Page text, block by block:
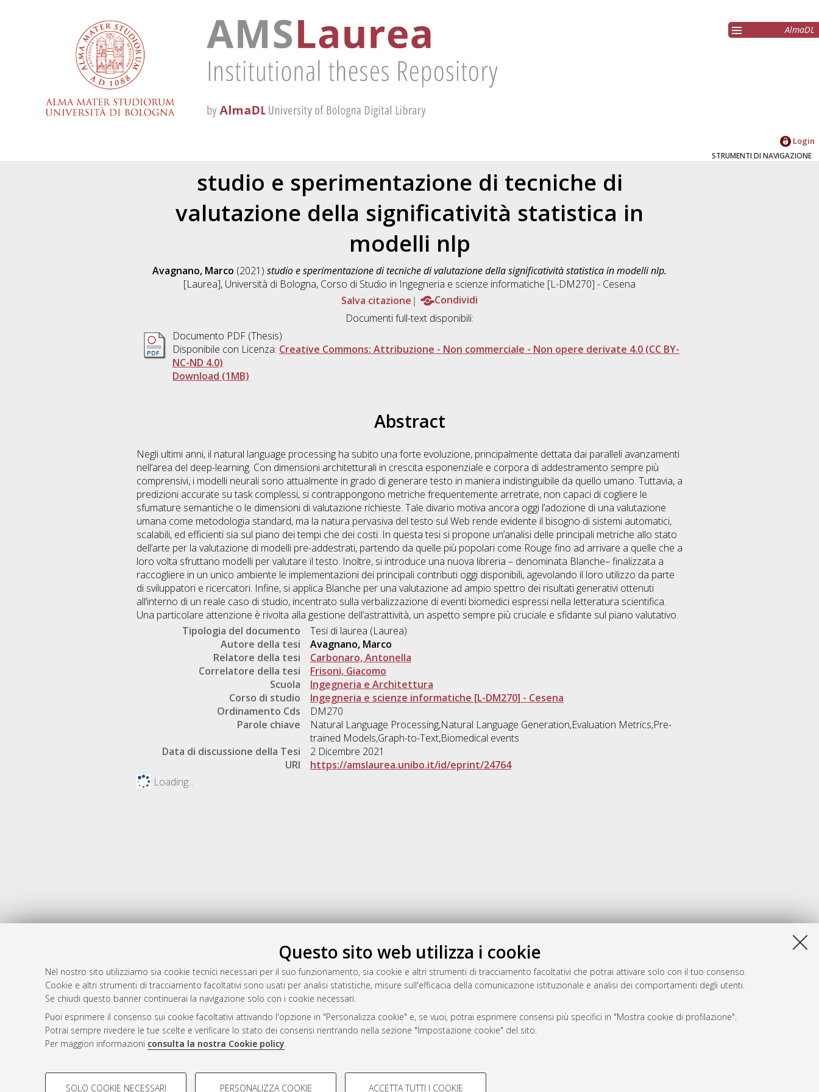
Questo sito web utilizza i cookie
Nel nostro sito utilizziamo sia cookie tecnici necessari per il suo funzionamento, sia cookie e altri strumenti di tracciamento facoltativi che potrai attivare solo con il tuo consenso.
Cookie e altri strumenti di tracciamento facoltativi sono usati per analisi statistiche, misure sull'efficacia della comunicazione istituzionale e analisi dei comportamenti degli utenti.
Se chiudi questo banner continuerai la navigazione solo con i cookie necessari.
Puoi esprimere il consenso sui cookie facoltativi attivando l'opzione in "Personalizza cookie" e, se vuoi, potrai esprimere consensi più specifici in "Mostra cookie di profilazione".
Potrai sempre rivedere le tue scelte e verificare lo stato dei consensi rientrando nella sezione "Impostazione cookie" del sito.
Per maggiori informazioni consulta la nostra Cookie policy.
COOKIE DI PROFILAZIONE - FACOLTATIVI COOKIE TECNICI - NECESSARI
SOLO COOKIE NECESSARI PERSONALIZZA COOKIE ACCETTA TUTTI I COOKIE
AlmaDL
Login
STRUMENTI DI NAVIGAZIONE
studio e sperimentazione di tecniche di
valutazione della significatività statistica in
modelli nlp
Avagnano, Marco (2021) studio e sperimentazione di tecniche di valutazione della significatività statistica in modelli nlp.
[Laurea], Università di Bologna, Corso di Studio in Ingegneria e scienze informatiche [L-DM270] - Cesena
Salva citazione
Condividi
Documenti full-text disponibili:
Documento PDF (Thesis)
Disponibile con Licenza: Creative Commons: Attribuzione - Non commerciale - Non opere derivate 4.0 (CC BY-
NC-ND 4.0)
Download (1MB)
Abstract
Negli ultimi anni, il natural language processing ha subito una forte evoluzione, principalmente dettata dai paralleli avanzamenti
nell’area del deep-learning. Con dimensioni architetturali in crescita esponenziale e corpora di addestramento sempre più
comprensivi, i modelli neurali sono attualmente in grado di generare testo in maniera indistinguibile da quello umano. Tuttavia, a
predizioni accurate su task complessi, si contrappongono metriche frequentemente arretrate, non capaci di cogliere le
sfumature semantiche o le dimensioni di valutazione richieste. Tale divario motiva ancora oggi l’adozione di una valutazione
umana come metodologia standard, ma la natura pervasiva del testo sul Web rende evidente il bisogno di sistemi automatici,
scalabili, ed efficienti sia sul piano dei tempi che dei costi. In questa tesi si propone un’analisi delle principali metriche allo stato
dell’arte per la valutazione di modelli pre-addestrati, partendo da quelle più popolari come Rouge fino ad arrivare a quelle che a
loro volta sfruttano modelli per valutare il testo. Inoltre, si introduce una nuova libreria – denominata Blanche– finalizzata a
raccogliere in un unico ambiente le implementazioni dei principali contributi oggi disponibili, agevolando il loro utilizzo da parte
di sviluppatori e ricercatori. Infine, si applica Blanche per una valutazione ad ampio spettro dei risultati generativi ottenuti
all’interno di un reale caso di studio, incentrato sulla verbalizzazione di eventi biomedici espressi nella letteratura scientifica.
Una particolare attenzione è rivolta alla gestione dell’astrattività, un aspetto sempre più cruciale e sfidante sul piano valutativo.
Tipologia del documento
Tesi di laurea (Laurea)
Autore della tesi
Avagnano, Marco
Relatore della tesi
Carbonaro, Antonella
Correlatore della tesi
Frisoni, Giacomo
Scuola
Ingegneria e Architettura
Corso di studio
Ingegneria e scienze informatiche [L-DM270] - Cesena
Ordinamento Cds
DM270
Parole chiave
Natural Language Processing,Natural Language Generation,Evaluation Metrics,Pre-
trained Models,Graph-to-Text,Biomedical events
Data di discussione della Tesi
2 Dicembre 2021
URI
https://amslaurea.unibo.it/id/eprint/24764
Loading...
Gestione del documento:
Atom
Rss 1.0
Rss 2.0
AMS Laurea
Servizio implementato e gestito da
Impostazioni Cookie
Informativa sulla privacy
Condizioni d’uso del sito